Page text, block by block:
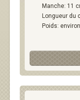
Manche: 11
Longueur du
Poids: